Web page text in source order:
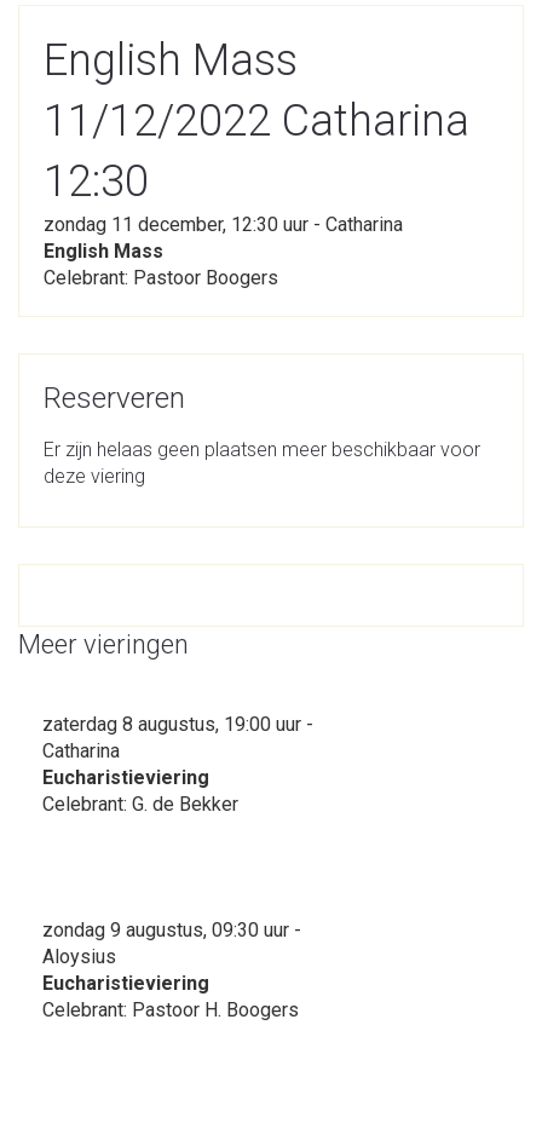
English Mass
11/12/2022 Catharina
12:30
zondag 11 december, 12:30 uur - Catharina
English Mass
Celebrant: Pastoor Boogers
Reserveren
Er zijn helaas geen plaatsen meer beschikbaar voor
deze viering
Meer vieringen
zaterdag 8 augustus, 19:00 uur -
Catharina
Eucharistieviering
Celebrant: G. de Bekker
zondag 9 augustus, 09:30 uur -
Aloysius
Eucharistieviering
Celebrant: Pastoor H. Boogers